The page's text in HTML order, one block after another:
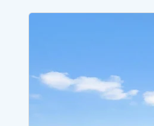
Ferienhäuser neu gebaut
Ferienhäuser mit Whirlpool
Ferienhäuser mit Freitagswechsel